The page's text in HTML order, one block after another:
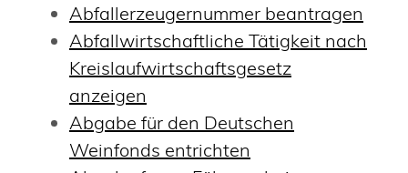
Abfallerzeugernummer beantragen
Abfallwirtschaftliche Tätigkeit nach
Kreislaufwirtschaftsgesetz
anzeigen
Abgabe für den Deutschen
Weinfonds entrichten